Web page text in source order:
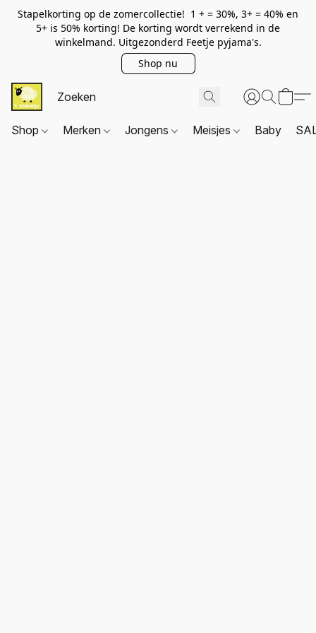
Stapelkorting op de zomercollectie! 1 + = 30%, 3+ = 40% en
5+ is 50% korting! De korting wordt verrekend in de
winkelmand. Uitgezonderd Feetje pyjama's.
Shop nu
Shop Merken Jongens Meisjes Baby